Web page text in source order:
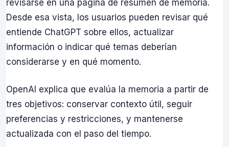
revisarse en una página de resumen de memoria.
Desde esa vista, los usuarios pueden revisar qué
entiende ChatGPT sobre ellos, actualizar
información o indicar qué temas deberían
considerarse y en qué momento.
OpenAI explica que evalúa la memoria a partir de
tres objetivos: conservar contexto útil, seguir
preferencias y restricciones, y mantenerse
actualizada con el paso del tiempo.